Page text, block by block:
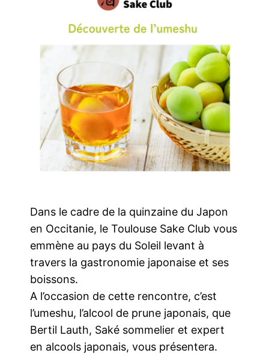
Dans le cadre de la quinzaine du Japon
en Occitanie, le Toulouse Sake Club vous
emmène au pays du Soleil levant à
travers la gastronomie japonaise et ses
boissons.
A l’occasion de cette rencontre, c’est
l’umeshu, l’alcool de prune japonais, que
Bertil Lauth, Saké sommelier et expert
en alcools japonais, vous présentera.